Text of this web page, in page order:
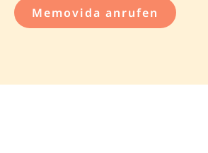
Memovida anrufen